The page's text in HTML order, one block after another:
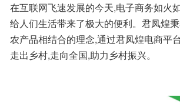
在互联网飞速发展的今天,电子商务如火
给人们生活带来了极大的便利。君凤煌
农产品相结合的理念,通过君凤煌电商平
走出乡村,走向全国,助力乡村振兴。